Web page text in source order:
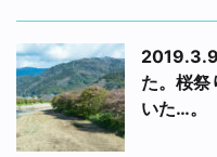
2019.3.9
た。桜祭
いた…。